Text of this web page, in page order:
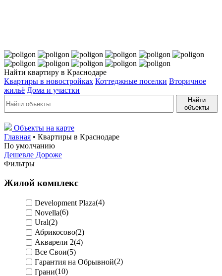
Найти квартиру в Краснодаре
Квартиры в новостройках Коттеджные поселки Вторичное
жильё Дома и участки
Найти
объекты
Объекты на карте
Главная • Квартиры в Краснодаре
По умолчанию
Дешевле Дороже
Фильтры
Жилой комплекс
Development Plaza(4)
Novella(6)
Ural(2)
Абрикосово(2)
Акварели 2(4)
Все Свои(5)
Гарантия на Обрывной(2)
Грани(10)